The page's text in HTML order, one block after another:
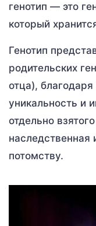
генотип — это
который
Генотип
родительских
отца),
уникальность и
отдельно
наследственная
потомству.